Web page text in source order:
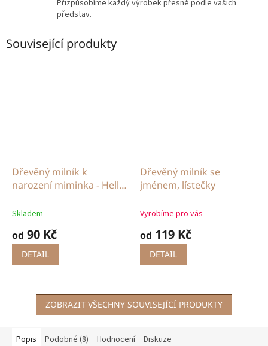
Přizpůsobíme každý výrobek přesně podle vašich
představ.
Související produkty
Dřevěný milník k
narození miminka - Hello
Skladem
od 90 Kč
DETAIL
Dřevěný milník se
jménem, lístečky
Vyrobíme pro vás
od 119 Kč
DETAIL
ZOBRAZIT VŠECHNY SOUVISEJÍCÍ PRODUKTY
Popis Podobné (8) Hodnocení Diskuze